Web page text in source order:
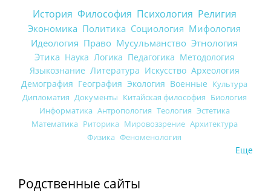
История Философия Психология Религия
Экономика Политика Социология Мифология
Идеология Право Мусульманство Этнология
Этика Наука Логика Педагогика Методология
Языкознание Литература Искусство Археология
Демография География Экология Военные Культура
Дипломатия Документы Китайская философия Биология
Информатика Антропология Теология Эстетика
Математика Риторика Мировоззрение Архитектура
Физика Феноменология
Еще
Родственные сайты